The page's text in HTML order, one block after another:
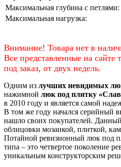
Максимальная глубина с петлями:
Максимальная нагрузка:
Внимание! Товара нет в
Все представленные на сайте
под заказ, от двух недель.
Одним из лучших невидимых
нажимной люк под плитку
в 2010 году и является самой
В том же году начался серийный
нашло своих покупателей.
облицовки мозаикой, плиткой,
Потайной ревизионный люк под
типа – это четвертое поколение
уникальным конструкторским